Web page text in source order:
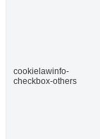
cookielawinfo-
checkbox-others